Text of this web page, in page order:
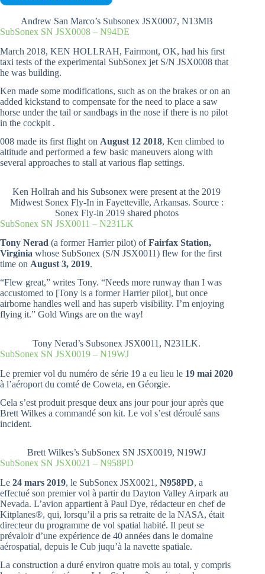
Andrew San Marco’s Subsonex JSX0007, N13MB
SubSonex SN JSX0008 – N94DE
March 2018, KEN HOLLRAH, Fairmont, OK, had his first
taxi tests of the experimental SubSonex jet S/N JSX0008 that
he was building.
Ken made some modifications, such as on the brakes or on an
added kickstand to compensate for the need to place a saw
horse under the tail or sandbags in the nose if there is no pilot
in the cockpit .
008 made its first flight on August 12 2018, Ken climbed to
altitude and performed a few basic maneuvers along with
several approaches to stall at various flap settings.
Ken Hollrah and his Subsonex were present at the 2019
Midwest Sonex Fly-In in Fayetteville, Arkansas. Source :
Sonex Fly-in 2019 shared photos
SubSonex SN JSX0011 – N231LK
Tony Nerad (a former Harrier pilot) ofFairfax Station,
Virginia whose SubSonex (S/N JSX0011) flew for the first
time on August 3, 2019.
“Flew great,” writes Tony. “Needs more runway than I was
accustomed to [Tony is a former Harrier pilot], but once
airborne handles well and has superb visibility. I’m enjoying
flying it.” Gold Wings are on the way!
Tony Nerad’s Subsonex JSX0011, N231LK.
SubSonex SN JSX0019 – N19WJ
Le premier vol du numéro de série 19 a eu lieu le 19 mai 2020
à l’aéroport du comté de Coweta, en Géorgie.
Cela s’est produit presque deux ans jour pour jour après que
Brett Wilkes a commandé son kit. Le vol s’est déroulé sans
incident.
Brett Wilkes’s SubSonex SN JSX0019, N19WJ
SubSonex SN JSX0021 – N958PD
Le 24 mars 2019, le SubSonex JSX0021, N958PD, a
effectué son premier vol à partir du Dayton Valley Airpark au
Nevada. L’avion appartient à Paul Dye, rédacteur en chef de
Kitplanes®, qui, lorsqu’il a pris sa retraite de la NASA, était
directeur du programme de vol spatial habité. Il peut se
prévaloir d’une expérience de 40 années dans le domaine
aérospatial, depuis le Cub juqu’à la navette spatiale.
La construction a duré environ quatre mois au total, y compris